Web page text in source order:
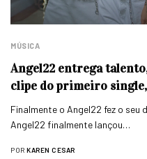
MÚSICA
Angel22 entrega
clipe do primeiro single,
Finalmente o Angel22 fez o
Angel22 finalmente lançou…
POR KAREN CESAR